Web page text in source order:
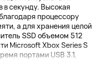
в секунду. Высокая
процессору
а для хранения целой
SSD объемом 512
Microsoft Xbox Series S
портами USB 3.1,